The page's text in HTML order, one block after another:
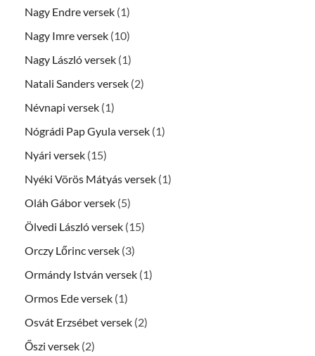
Nagy Endre versek (1)
Nagy Imre versek (10)
Nagy László versek (1)
Natali Sanders versek (2)
Névnapi versek (1)
Nógrádi Pap Gyula versek (1)
Nyári versek (15)
Nyéki Vörös Mátyás versek (1)
Oláh Gábor versek (5)
Ölvedi László versek (15)
Orczy Lőrinc versek (3)
Ormándy István versek (1)
Ormos Ede versek (1)
Osvát Erzsébet versek (2)
Őszi versek (2)